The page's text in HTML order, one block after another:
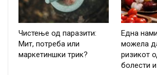
Чистење од паразити:
Мит, потреба или
маркетиншки трик?
Една
можела
ризикот
болести